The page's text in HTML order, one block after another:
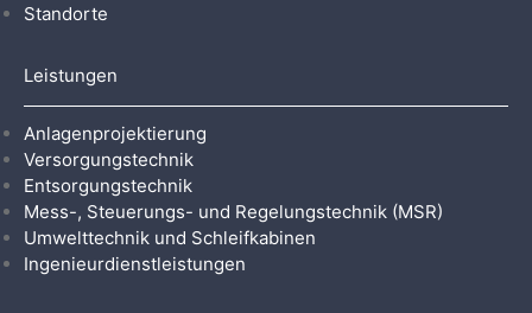
Standorte
Leistungen
Anlagenprojektierung
Versorgungstechnik
Entsorgungstechnik
Mess-, Steuerungs- und Regelungstechnik (MSR)
Umwelttechnik und Schleifkabinen
Ingenieurdienstleistungen